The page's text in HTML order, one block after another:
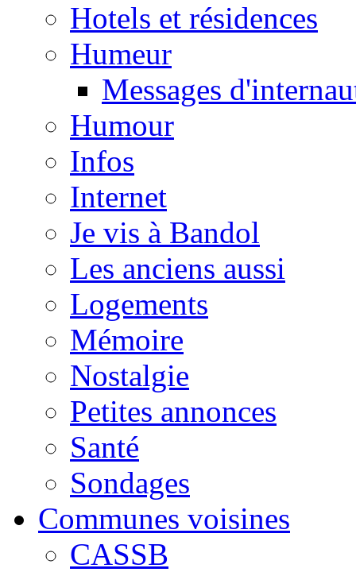
Hotels et résidences
Humeur
Messages
Humour
Infos
Internet
Je vis à Bandol
Les anciens aussi
Logements
Mémoire
Nostalgie
Petites annonces
Santé
Sondages
Communes voisines
CASSB